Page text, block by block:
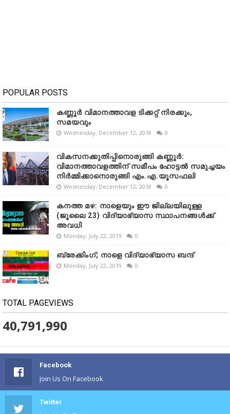
POPULAR POSTS
കണ്ണൂർ വിമാനത്താവള ടിക്കറ്റ് നിരക്കും,
സമയവും
Wednesday, December 12, 2018 0
വികസനക്കുതിപ്പിനൊരുങ്ങി കണ്ണൂർ:
വിമാനത്താവളത്തിന് സമീപം ഹോട്ടൽ സമുച്ചയം
നിർമ്മിക്കാനൊരുങ്ങി എം.എ.യൂസഫലി
Wednesday, December 12, 2018 0
കനത്ത മഴ: നാളെയും ഈ ജില്ലയിലുള്ള
(ജൂലൈ 23) വിദ്യാഭ്യാസ സ്ഥാപനങ്ങൾക്ക്
അവധി
Monday, July 22, 2019 0
ബ്രേക്കിംഗ്; നാളെ വിദ്യാഭ്യാസ ബന്ദ്
Monday, July 22, 2019 0
TOTAL PAGEVIEWS
40,791,990
Facebook
Join Us On Facebook
Twitter